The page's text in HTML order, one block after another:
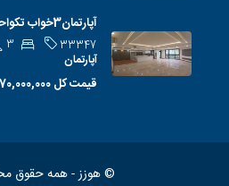
آپارتمان3خواب تکواحدی سازمان برنامه
33347
3
آپارتمان
قیمت کل52,470,000,000تومان
© هوزز - همه حقوق